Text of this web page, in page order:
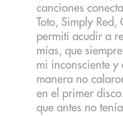
canciones
Toto, Simply Red,
permití acudir a
mías, que
mi inconsciente y
manera no
en el primer
que antes no